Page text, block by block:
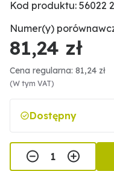
Kod produktu: 56022
Numer(y)
81,24 zł
Cena regularna: 81,24 zł
(W tym VAT)
Dostępny